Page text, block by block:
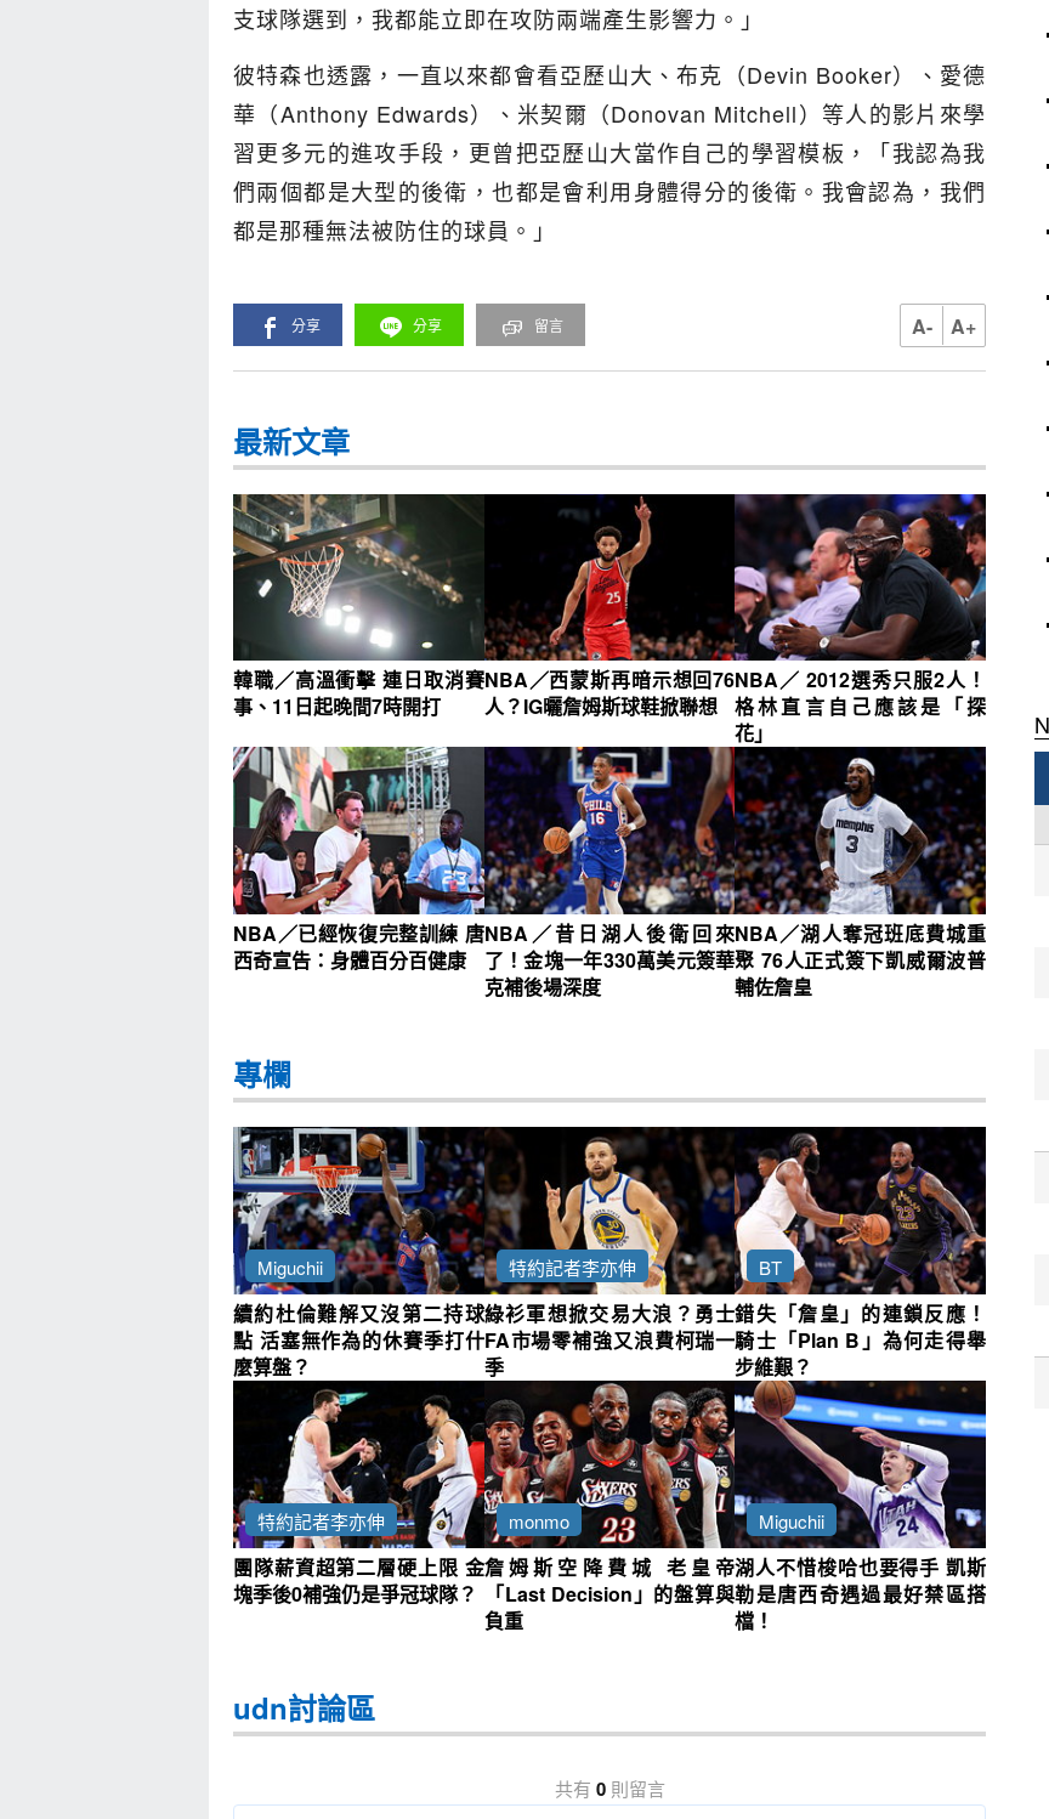
支球隊選到，我都能立即在攻防兩端產生影響力。」
彼特森也透露，一直以來都會看亞歷山大、布克（Devin Booker）、愛德
華（Anthony Edwards）、米契爾（Donovan Mitchell）等人的影片來學
習更多元的進攻手段，更曾把亞歷山大當作自己的學習模板，「我認為我
們兩個都是大型的後衛，也都是會利用身體得分的後衛。我會認為，我們
都是那種無法被防住的球員。」
分享 分享 留言 A- A+
最新文章
韓職／高溫衝擊 連日取消賽
事、11日起晚間7時開打
NBA／西蒙斯再暗示想回76
人？IG曬詹姆斯球鞋掀聯想
NBA／ 2012選秀只服2人！
格林直言自己應該是「探
花」
NBA／已經恢復完整訓練 唐
西奇宣告：身體百分百健康
NBA／昔日湖人後衛回來
了！金塊一年330萬美元簽華
克補後場深度
NBA／湖人奪冠班底費城重
聚 76人正式簽下凱威爾波普
輔佐詹皇
專欄
Miguchii
續約杜倫難解又沒第二持球
點 活塞無作為的休賽季打什
麼算盤？
特約記者李亦伸
綠衫軍想掀交易大浪？勇士
FA市場零補強又浪費柯瑞一
季
BT
錯失「詹皇」的連鎖反應！
騎士「Plan B」為何走得舉
步維艱？
特約記者李亦伸
團隊薪資超第二層硬上限 金
塊季後0補強仍是爭冠球隊？
monmo
詹姆斯空降費城 老皇帝
「Last Decision」的盤算與
負重
Miguchii
湖人不惜梭哈也要得手 凱斯
勒是唐西奇遇過最好禁區搭
檔！
udn討論區
共有 0則留言